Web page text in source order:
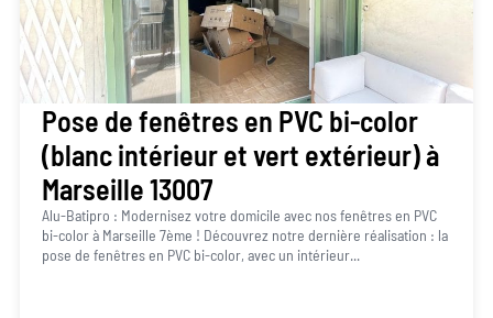
Pose de fenêtres en PVC bi-color
(blanc intérieur et vert extérieur) à
Marseille 13007
Alu-Batipro : Modernisez votre domicile avec nos fenêtres en PVC
bi-color à Marseille 7ème ! Découvrez notre dernière réalisation : la
pose de fenêtres en PVC bi-color, avec un intérieur...